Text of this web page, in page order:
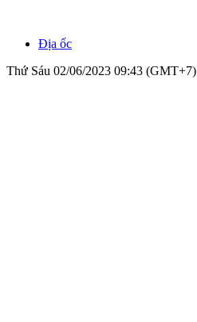
Địa ốc
Thứ Sáu 02/06/2023 09:43 (GMT+7)